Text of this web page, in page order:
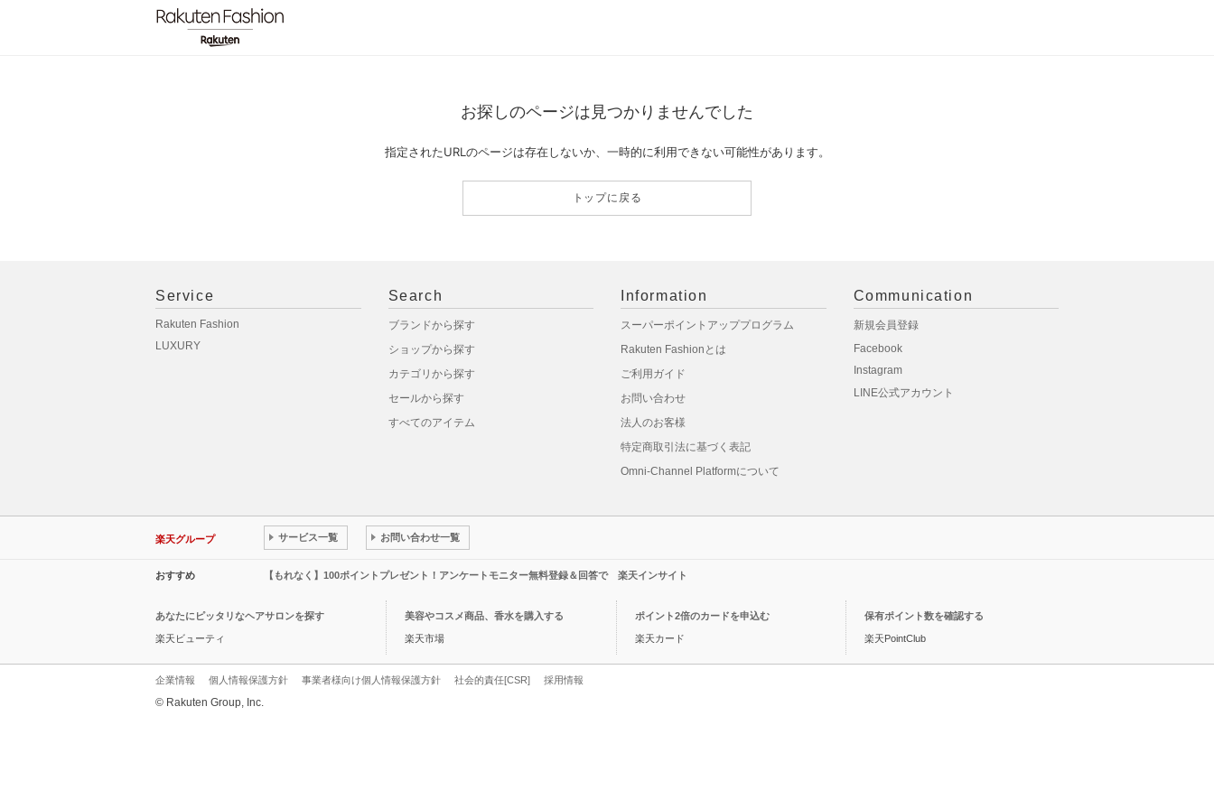
お探しのページは見つかりませんでした
指定されたURLのページは存在しないか、一時的に利用できない可能性があります。
トップに戻る
Service
Rakuten Fashion
LUXURY
Search
ブランドから探す
ショップから探す
カテゴリから探す
セールから探す
すべてのアイテム
Information
スーパーポイントアッププログラム
Rakuten Fashionとは
ご利用ガイド
お問い合わせ
法人のお客様
特定商取引法に基づく表記
Omni-Channel Platformについて
Communication
新規会員登録
Facebook
Instagram
LINE公式アカウント
楽天グループ サービス一覧 お問い合わせ一覧
おすすめ 【もれなく】100ポイントプレゼント！アンケートモニター無料登録＆回答で 楽天インサイト
あなたにピッタリなヘアサロンを探す
楽天ビューティ
美容やコスメ商品、香水を購入する
楽天市場
ポイント2倍のカードを申込む
楽天カード
保有ポイント数を確認する
楽天PointClub
企業情報 個人情報保護方針 事業者様向け個人情報保護方針 社会的責任[CSR] 採用情報
© Rakuten Group, Inc.